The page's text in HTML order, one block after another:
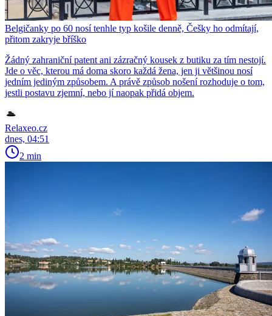
Belgičanky po 60 nosí tenhle typ košile denně, Češky ho odmítají,
přitom zakryje bříško
Žádný zahraniční patent ani zázračný kousek z butiku za tím nestojí.
Jde o věc, kterou má doma skoro každá žena, jen ji většinou nosí
jedním jediným způsobem. A právě způsob nošení rozhoduje o tom,
jestli postavu zjemní, nebo jí naopak přidá objem.
Relaxeo.cz
dnes, 04:51
2 min